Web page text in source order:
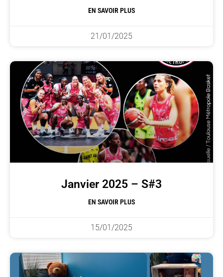
EN SAVOIR PLUS
21/01/2025
Janvier 2025 – S#3
EN SAVOIR PLUS
15/01/2025